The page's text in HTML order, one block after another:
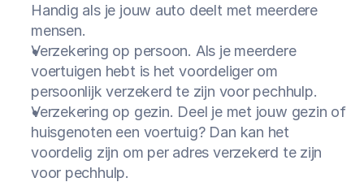
Handig als je jouw auto deelt met meerdere
mensen.
Verzekering op persoon. Als je meerdere
voertuigen hebt is het voordeliger om
persoonlijk verzekerd te zijn voor pechhulp.
Verzekering op gezin. Deel je met jouw gezin of
huisgenoten een voertuig? Dan kan het
voordelig zijn om per adres verzekerd te zijn
voor pechhulp.